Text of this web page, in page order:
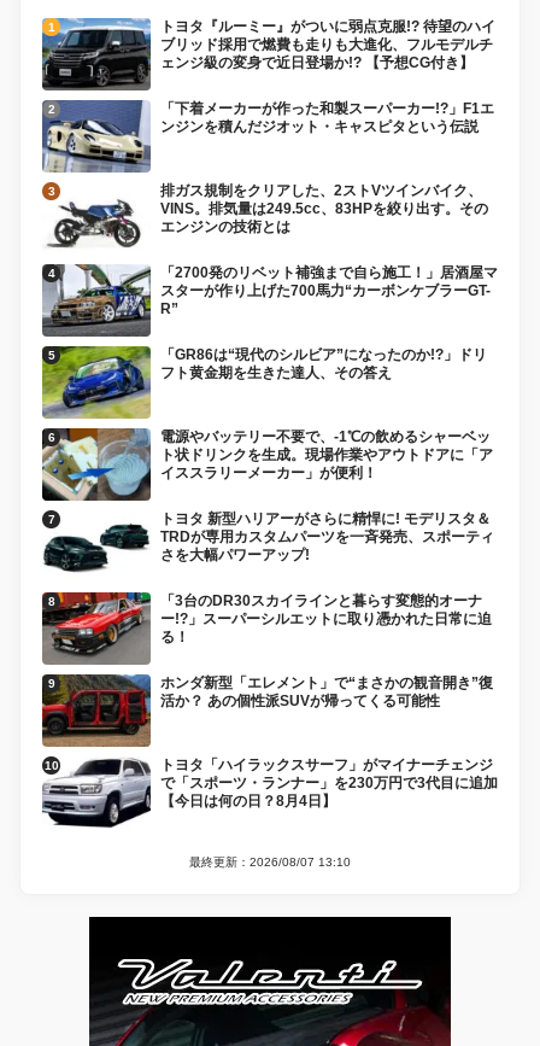
トヨタ『ルーミー』がついに弱点克服!? 待望のハイ
ブリッド採用で燃費も走りも大進化、フルモデルチ
ェンジ級の変身で近日登場か!? 【予想CG付き】
「下着メーカーが作った和製スーパーカー!?」F1エ
ンジンを積んだジオット・キャスピタという伝説
排ガス規制をクリアした、2ストVツインバイク、
VINS。排気量は249.5cc、83HPを絞り出す。その
エンジンの技術とは
「2700発のリベット補強まで自ら施工！」居酒屋マ
スターが作り上げた700馬力“カーボンケブラーGT-
R”
「GR86は“現代のシルビア”になったのか!?」ドリ
フト黄金期を生きた達人、その答え
電源やバッテリー不要で、-1℃の飲めるシャーベッ
ト状ドリンクを生成。現場作業やアウトドアに「ア
イススラリーメーカー」が便利！
トヨタ 新型ハリアーがさらに精悍に! モデリスタ＆
TRDが専用カスタムパーツを一斉発売、スポーティ
さを大幅パワーアップ!
「3台のDR30スカイラインと暮らす変態的オーナ
ー!?」スーパーシルエットに取り憑かれた日常に迫
る！
ホンダ新型「エレメント」で“まさかの観音開き”復
活か？ あの個性派SUVが帰ってくる可能性
トヨタ「ハイラックスサーフ」がマイナーチェンジ
で「スポーツ・ランナー」を230万円で3代目に追加
【今日は何の日？8月4日】
最終更新：2026/08/07 13:10